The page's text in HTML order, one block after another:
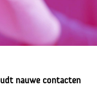
nauwe contacten